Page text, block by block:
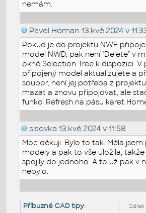
nemám.
Pavel Homan 13.kvě.2024 v
Pokud je do projektu NWF
model NWD, pak není "Delete" v
okně Selection Tree k dispozici. V
připojený model aktualizujete a
soubor, není jej potřeba z
mazat a znovu připojovat, ale
funkci Refresh na pásu karet
sisovka 13.kvě.2024 v 11:58
Moc děkuji. Bylo to tak. Měla
modely a pak to vše uložila,
spojily do jednoho. A to už pak v
nebylo.
Sdílet
Příbuzné CAD tipy: